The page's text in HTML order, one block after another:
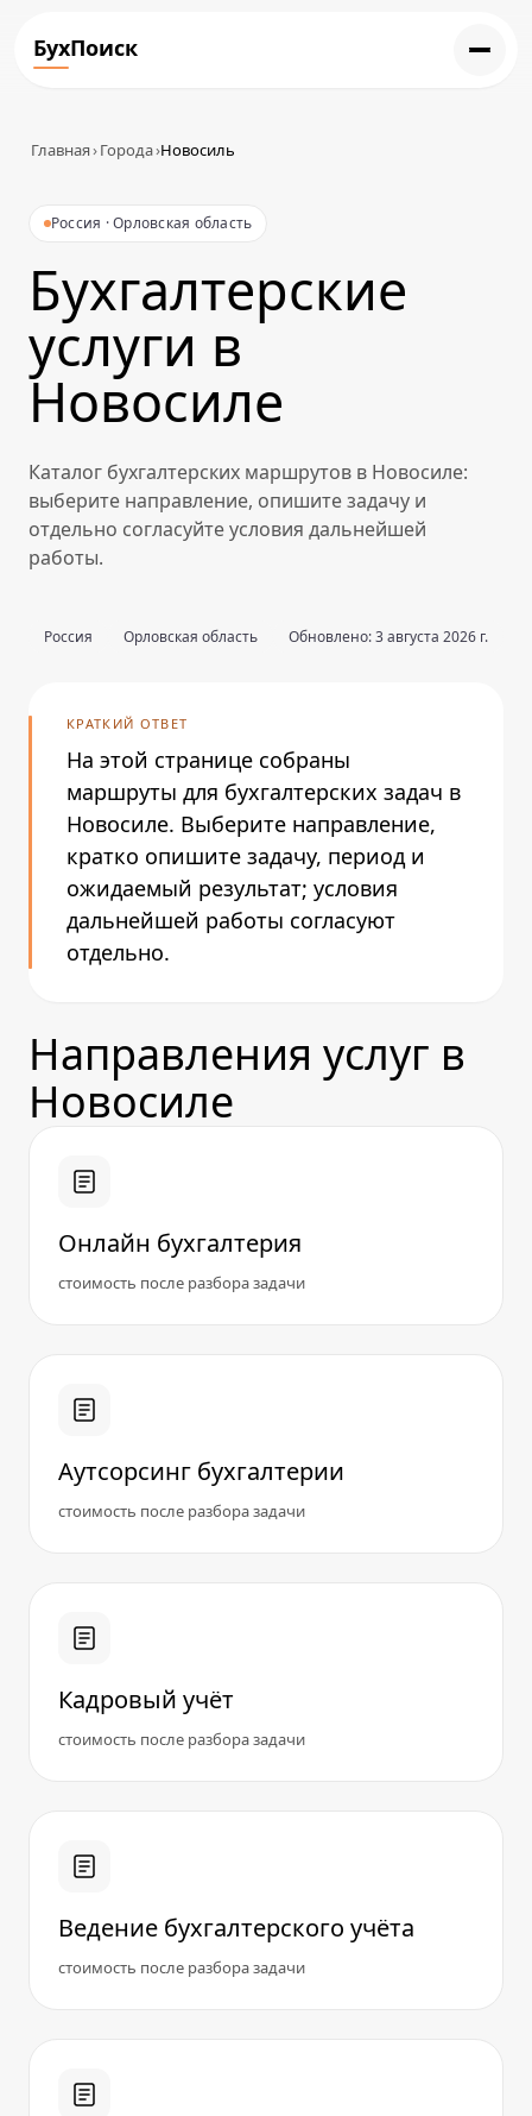
БухПоиск
Главная›Города›Новосиль
Россия · Орловская область
Бухгалтерские
услуги в
Новосиле
Каталог бухгалтерских маршрутов в Новосиле:
выберите направление, опишите задачу и
отдельно согласуйте условия дальнейшей
работы.
Россия Орловская область Обновлено: 3 августа 2026 г.
КРАТКИЙ ОТВЕТ
На этой странице собраны
маршруты для бухгалтерских задач в
Новосиле. Выберите направление,
кратко опишите задачу, период и
ожидаемый результат; условия
дальнейшей работы согласуют
отдельно.
Направления услуг в
Новосиле
Онлайн бухгалтерия
стоимость после разбора задачи
Аутсорсинг бухгалтерии
стоимость после разбора задачи
Кадровый учёт
стоимость после разбора задачи
Ведение бухгалтерского учёта
стоимость после разбора задачи